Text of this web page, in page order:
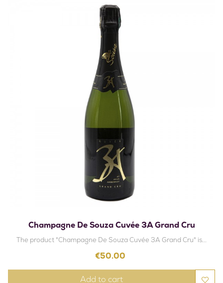
Champagne De Souza Cuvée 3A Grand Cru
The product "Champagne De Souza Cuvée 3A Grand Cru" is...
Price
€50.00
Add to cart